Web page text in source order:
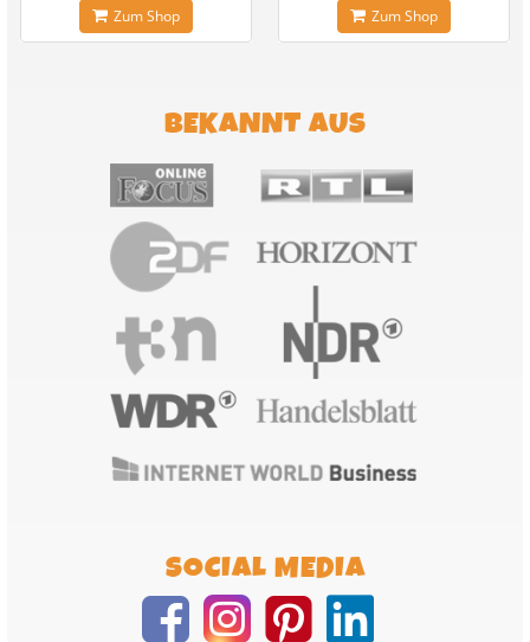
Zum Shop Zum Shop
BEKANNT AUS
SOCIAL MEDIA